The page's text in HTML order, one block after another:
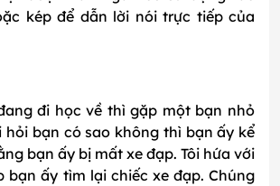
kép để dẫn lời nói trực tiếp của
đi học về thì gặp một bạn nhỏ
hỏi bạn có sao không thì bạn ấy kể
bạn ấy bị mất xe đạp. Tôi hứa với
bạn ấy tìm lại chiếc xe đạp. Chúng